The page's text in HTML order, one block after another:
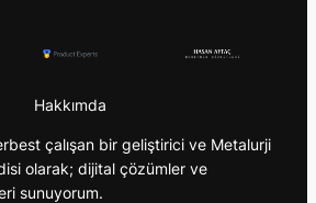
Hakkımda
çalışan bir geliştirici ve Metalurji
olarak; dijital çözümler ve
sunuyorum.